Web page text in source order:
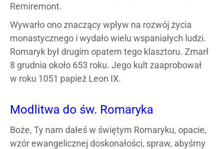
Remiremont.
Wywarło ono znaczący wpływ na rozwój życia
monastycznego i wydało wielu wspaniałych ludzi.
Romaryk był drugim opatem tego klasztoru. Zmarł
8 grudnia około 653 roku. Jego kult zaaprobował
w roku 1051 papież Leon IX.
Modlitwa do św. Romaryka
Boże, Ty nam dałeś w świętym Romaryku, opacie,
wzór ewangelicznej doskonałości, spraw, abyśmy